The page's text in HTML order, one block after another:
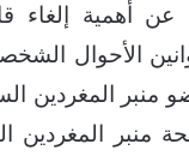
أهمية إلغاء
الأحوال
المغردين
المغردين